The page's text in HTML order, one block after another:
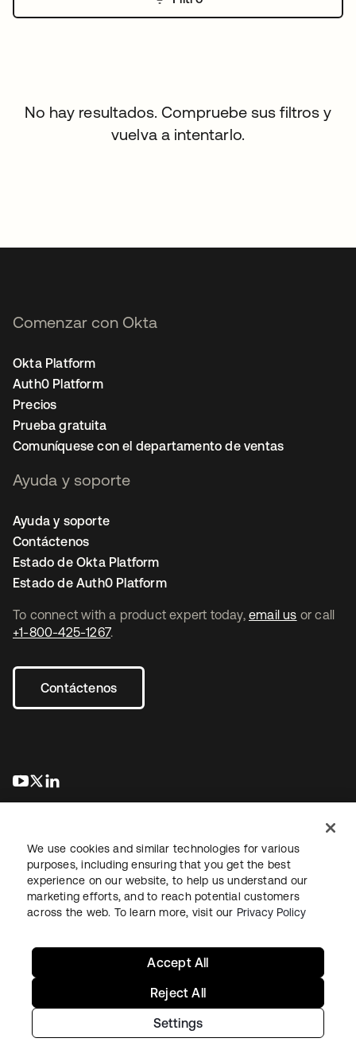
No hay resultados. Compruebe sus filtros y
vuelva a intentarlo.
To connect with a product expert today, email us or call
+1-800-425-1267.
Contáctenos
se abre en una pestaña nueva
se abre en una pestaña nueva
Comenzar con Okta
Okta Platform
Auth0 Platform
Precios
Prueba gratuita
Comuníquese con el departamento de ventas
Ayuda y soporte
Ayuda y soporte
Contáctenos
Estado de Okta Platform
Estado de Auth0 Platform
Información legalPolítica de privacidadTérminos del sitio
Seguridad Mapa del sitioPreferencias de cookies
Copyright © 2026 Okta. Todos los derechos reservados.
We use cookies and similar technologies for various
purposes, including ensuring that you get the best
experience on our website, to help us understand our
marketing efforts, and to reach potential customers
across the web. To learn more, visit our Privacy Policy
Settings
Reject All
Accept All